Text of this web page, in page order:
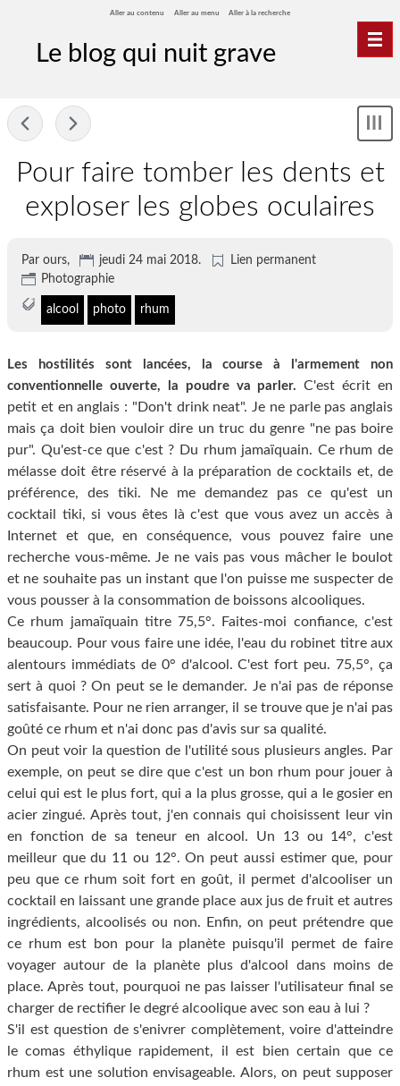
Aller au contenu Aller au menu Aller à la recherche
Le blog qui nuit grave
Pour faire tomber les dents et
exploser les globes oculaires
Par ours, jeudi 24 mai 2018.
Lien permanent
Photographie
alcool photo rhum
Les hostilités sont lancées, la course à l'armement non
conventionnelle ouverte, la poudre va parler. C'est écrit en
petit et en anglais : "Don't drink neat". Je ne parle pas anglais
mais ça doit bien vouloir dire un truc du genre "ne pas boire
pur". Qu'est-ce que c'est ? Du rhum jamaïquain. Ce rhum de
mélasse doit être réservé à la préparation de cocktails et, de
préférence, des tiki. Ne me demandez pas ce qu'est un
cocktail tiki, si vous êtes là c'est que vous avez un accès à
Internet et que, en conséquence, vous pouvez faire une
recherche vous-même. Je ne vais pas vous mâcher le boulot
et ne souhaite pas un instant que l'on puisse me suspecter de
vous pousser à la consommation de boissons alcooliques.
Ce rhum jamaïquain titre 75,5°. Faites-moi confiance, c'est
beaucoup. Pour vous faire une idée, l'eau du robinet titre aux
alentours immédiats de 0° d'alcool. C'est fort peu. 75,5°, ça
sert à quoi ? On peut se le demander. Je n'ai pas de réponse
satisfaisante. Pour ne rien arranger, il se trouve que je n'ai pas
goûté ce rhum et n'ai donc pas d'avis sur sa qualité.
On peut voir la question de l'utilité sous plusieurs angles. Par
exemple, on peut se dire que c'est un bon rhum pour jouer à
celui qui est le plus fort, qui a la plus grosse, qui a le gosier en
acier zingué. Après tout, j'en connais qui choisissent leur vin
en fonction de sa teneur en alcool. Un 13 ou 14°, c'est
meilleur que du 11 ou 12°. On peut aussi estimer que, pour
peu que ce rhum soit fort en goût, il permet d'alcooliser un
cocktail en laissant une grande place aux jus de fruit et autres
ingrédients, alcoolisés ou non. Enfin, on peut prétendre que
ce rhum est bon pour la planète puisqu'il permet de faire
voyager autour de la planète plus d'alcool dans moins de
place. Après tout, pourquoi ne pas laisser l'utilisateur final se
charger de rectifier le degré alcoolique avec son eau à lui ?
S'il est question de s'enivrer complètement, voire d'atteindre
le comas éthylique rapidement, il est bien certain que ce
rhum est une solution envisageable. Alors, on peut supposer